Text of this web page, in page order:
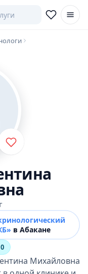
в Абакане
Михайловна